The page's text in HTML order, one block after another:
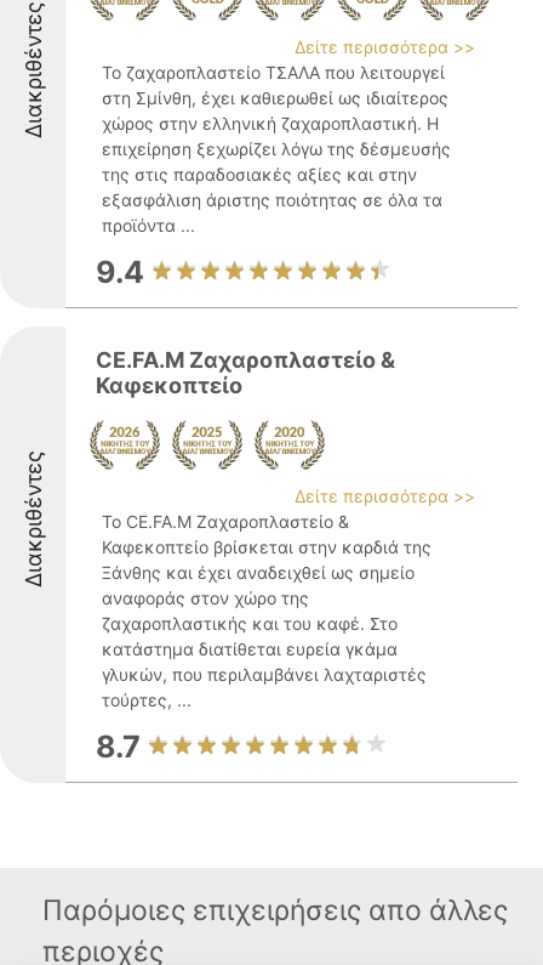
Διακριθέντες
Δείτε περισσότερα >>
Το ζαχαροπλαστείο ΤΣΑΛΑ που λειτουργεί
στη Σμίνθη, έχει καθιερωθεί ως ιδιαίτερος
χώρος στην ελληνική ζαχαροπλαστική. Η
επιχείρηση ξεχωρίζει λόγω της δέσμευσής
της στις παραδοσιακές αξίες και στην
εξασφάλιση άριστης ποιότητας σε όλα τα
προϊόντα ...
9.4
Διακριθέντες
CE.FA.M Ζαχαροπλαστείο &
Καφεκοπτείο
Δείτε περισσότερα >>
Το CE.FA.M Ζαχαροπλαστείο &
Καφεκοπτείο βρίσκεται στην καρδιά της
Ξάνθης και έχει αναδειχθεί ως σημείο
αναφοράς στον χώρο της
ζαχαροπλαστικής και του καφέ. Στο
κατάστημα διατίθεται ευρεία γκάμα
γλυκών, που περιλαμβάνει λαχταριστές
τούρτες, ...
8.7
Παρόμοιες επιχειρήσεις απο άλλες
περιοχές